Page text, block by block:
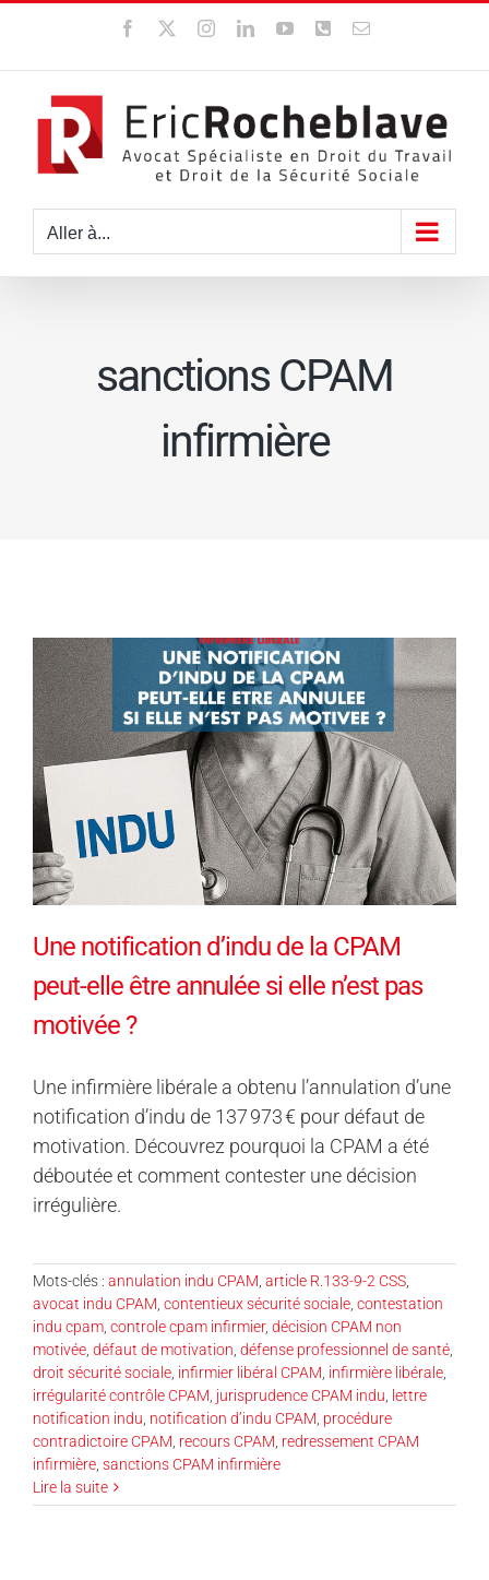
contenu
Facebook InstagramLinkedInYouTubeWhatsApp
Email
Aller à...
sanctions CPAM
infirmière
Une notification d’indu de la CPAM
peut-elle être annulée si elle n’est pas
motivée ?
Une infirmière libérale a obtenu l’annulation d’une
notification d’indu de 137 973 € pour défaut de
motivation. Découvrez pourquoi la CPAM a été
déboutée et comment contester une décision
irrégulière.
Mots-clés : annulation indu CPAM article R.133-9-2 CSS
avocat indu CPAM contentieux sécurité sociale contestation
indu cpam controle cpam infirmier, décision CPAM non
motivée défaut de motivation défense professionnel de santé
droit sécurité sociale infirmier libéral CPAM infirmière libérale
irrégularité contrôle CPAM jurisprudence CPAM indu lettre
notification indu notification d’indu CPAM procédure
contradictoire CPAM recours CPAM redressement CPAM
infirmière sanctions CPAM infirmière
Lire la suite